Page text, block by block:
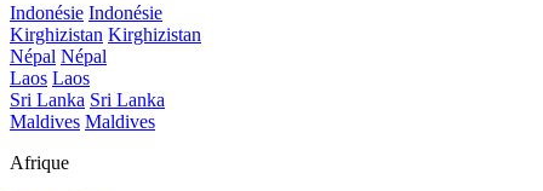
Indonésie Indonésie
Kirghizistan Kirghizistan
Népal Népal
Laos Laos
Sri Lanka Sri Lanka
Maldives Maldives
Afrique